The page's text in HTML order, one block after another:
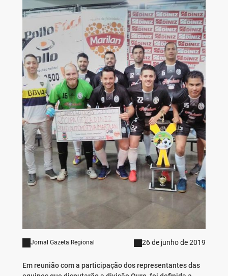
Jornal Gazeta Regional 26 de junho de 2019
Em reunião com a participação dos representantes das